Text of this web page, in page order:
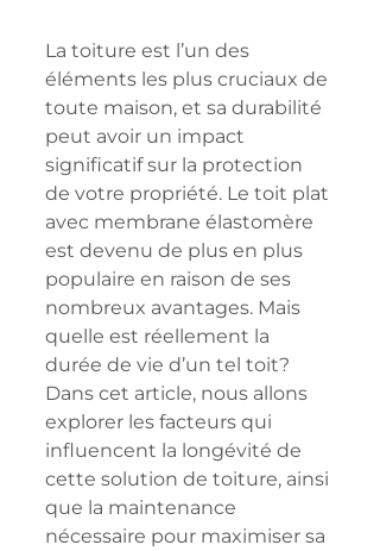
La toiture est l’un des
éléments les plus cruciaux de
toute maison, et sa durabilité
peut avoir un impact
significatif sur la protection
de votre propriété. Le toit plat
avec membrane élastomère
est devenu de plus en plus
populaire en raison de ses
nombreux avantages. Mais
quelle est réellement la
durée de vie d’un tel toit?
Dans cet article, nous allons
explorer les facteurs qui
influencent la longévité de
cette solution de toiture, ainsi
que la maintenance
nécessaire pour maximiser sa